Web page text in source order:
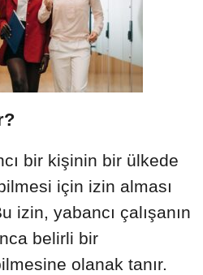
bir kişinin bir ülkede
için izin alması
izin, yabancı çalışanın
belirli bir
olanak tanır.